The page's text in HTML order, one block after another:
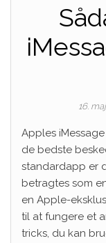
16.
Apples
de bedste
standardapp er
betragtes som
en Apple-
til at fungere et
tricks, du kan